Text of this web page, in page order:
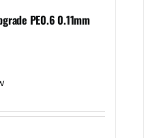
PE0.6 0.11mm